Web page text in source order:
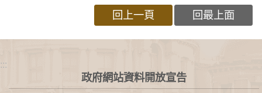
回上一頁 回最上面
:::
政府網站資料開放宣告